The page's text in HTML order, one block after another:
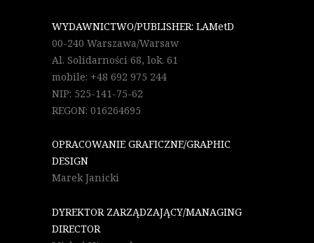
WYDAWNICTWO/PUBLISHER: LAMetD
00-240 Warszawa/Warsaw
Al. Solidarności 68, lok. 61
mobile: +48 692 975 244
NIP: 525-141-75-62
REGON: 016264695
OPRACOWANIE GRAFICZNE/GRAPHIC
DESIGN
Marek Janicki
DYREKTOR ZARZĄDZAJĄCY/MANAGING
DIRECTOR